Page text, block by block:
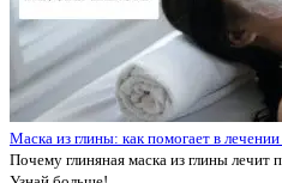
Маска из глины: как помогает в
Почему глиняная маска из глины лечит